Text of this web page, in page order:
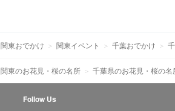
関東おでかけ 関東イベント 千葉おでかけ
関東のお花見・桜の名所 千葉県のお花見・桜の名
Follow Us